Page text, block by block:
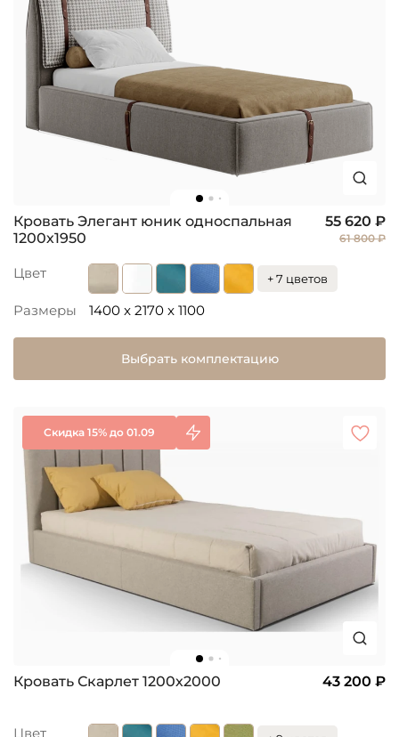
Кровать Элегант юник односпальная
1200х1950
55 620 ₽
61 800 ₽
Цвет + 7 цветов
Размеры 1400 x 2170 x 1100
Выбрать комплектацию
Скидка 15% до 01.09
Кровать Скарлет 1200х2000 43 200 ₽
Цвет